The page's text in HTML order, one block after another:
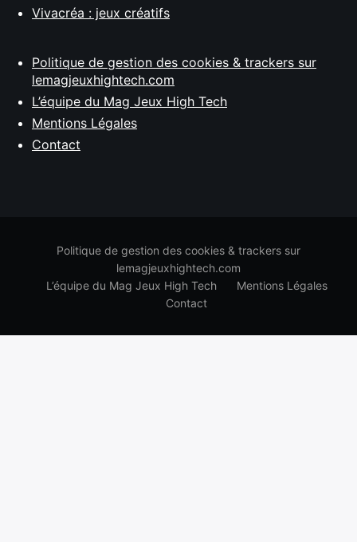
Vivacréa : jeux créatifs
Politique de gestion des cookies & trackers sur
lemagjeuxhightech.com
L’équipe du Mag Jeux High Tech
Mentions Légales
Contact
Politique de gestion des cookies & trackers sur
lemagjeuxhightech.com
L’équipe du Mag Jeux High Tech
Mentions Légales
Contact